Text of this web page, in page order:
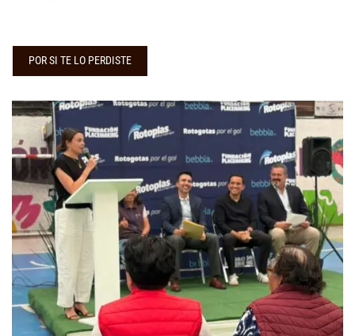
POR SI TE LO PERDISTE